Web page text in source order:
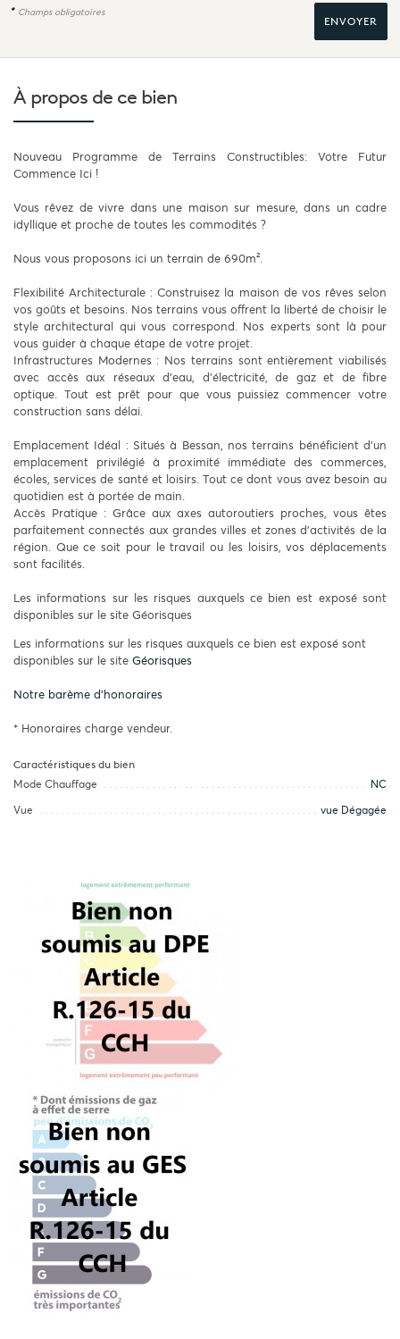
* Champs obligatoires
À propos de ce bien
Nouveau Programme de Terrains Constructibles: Votre Futur
Commence Ici !
Vous rêvez de vivre dans une maison sur mesure, dans un cadre
idyllique et proche de toutes les commodités ?
Nous vous proposons ici un terrain de 690m².
Flexibilité Architecturale : Construisez la maison de vos rêves selon
vos goûts et besoins. Nos terrains vous offrent la liberté de choisir le
style architectural qui vous correspond. Nos experts sont là pour
vous guider à chaque étape de votre projet.
Infrastructures Modernes : Nos terrains sont entièrement viabilisés
avec accès aux réseaux d’eau, d’électricité, de gaz et de fibre
optique. Tout est prêt pour que vous puissiez commencer votre
construction sans délai.
Emplacement Idéal : Situés à Bessan, nos terrains bénéficient d’un
emplacement privilégié à proximité immédiate des commerces,
écoles, services de santé et loisirs. Tout ce dont vous avez besoin au
quotidien est à portée de main.
Accès Pratique : Grâce aux axes autoroutiers proches, vous êtes
parfaitement connectés aux grandes villes et zones d’activités de la
région. Que ce soit pour le travail ou les loisirs, vos déplacements
sont facilités.
Les informations sur les risques auxquels ce bien est exposé sont
disponibles sur le site Géorisques
Les informations sur les risques auxquels ce bien est exposé sont
disponibles sur le site Géorisques
Notre barème d'honoraires
* Honoraires charge vendeur.
Caractéristiques du bien
Mode Chauffage
NC
Vue vue Dégagée